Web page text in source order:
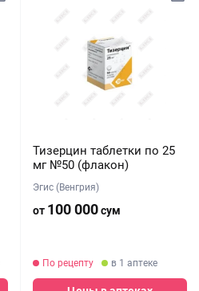
Тизерцин таблетки по 25
мг №50 (флакон)
Эгис (Венгрия)
от 100 000сум
По рецепту в 1 аптеке